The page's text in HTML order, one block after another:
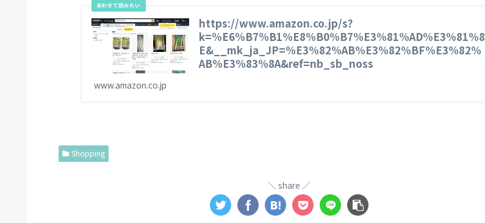
https://www.amazon.co.jp/s?
k=%E6%B7%B1%E8%B0%B7%E3%81%AD%E3%81%8
E&__mk_ja_JP=%E3%82%AB%E3%82%BF%E3%82%
AB%E3%83%8A&ref=nb_sb_noss
www.amazon.co.jp
Shopping
share